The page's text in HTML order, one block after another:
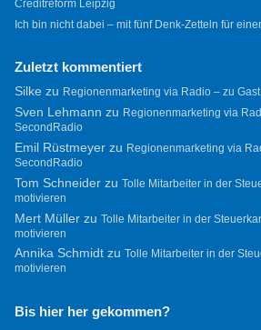
Creditreform Leipzig
Ich bin nicht dabei – mit fünf Denk-Zetteln für
Zuletzt kommentiert
Silkezu Regionenmarketing via Radio – zu
Sven Lehmann zu Regionenmarketing via
SecondRadio
Emil Rüstmeyerzu Regionenmarketing via
SecondRadio
Tom Schneiderzu Tolle Mitarbeiter in der
motivieren
Mert Müllerzu Tolle Mitarbeiter in der
motivieren
Annika Schmidtzu Tolle Mitarbeiter in der
motivieren
Bis hier her gekommen?